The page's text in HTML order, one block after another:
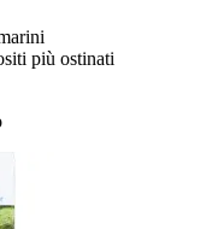
più ostinati